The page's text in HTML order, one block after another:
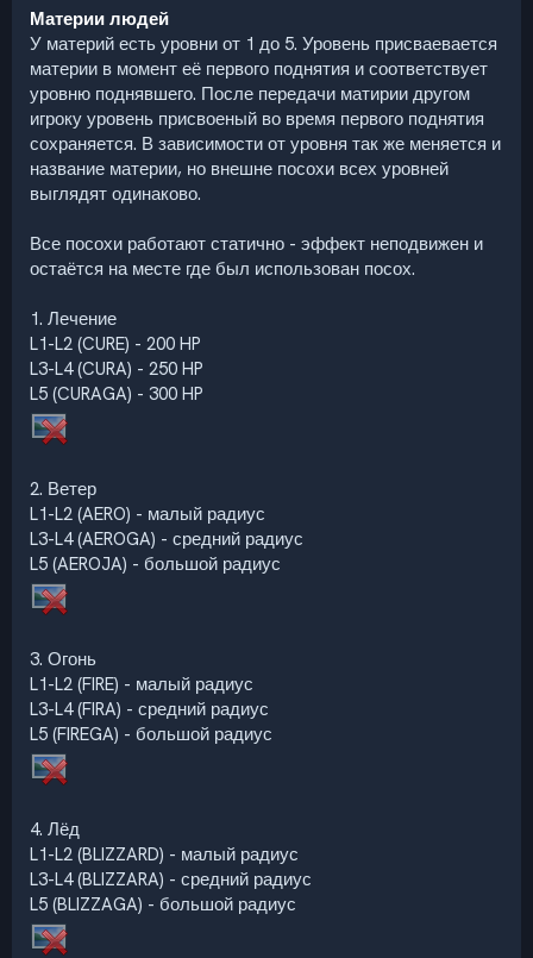
Материи людей
У материй есть уровни от 1 до 5. Уровень присваевается
материи в момент её первого поднятия и соответствует
уровню поднявшего. После передачи матирии другом
игроку уровень присвоеный во время первого поднятия
сохраняется. В зависимости от уровня так же меняется и
название материи, но внешне посохи всех уровней
выглядят одинаково.
Все посохи работают статично - эффект неподвижен и
остаётся на месте где был использован посох.
1. Лечение
L1-L2 (CURE) - 200 HP
L3-L4 (CURA) - 250 HP
L5 (CURAGA) - 300 HP
2. Ветер
L1-L2 (AERO) - малый радиус
L3-L4 (AEROGA) - средний радиус
L5 (AEROJA) - большой радиус
3. Огонь
L1-L2 (FIRE) - малый радиус
L3-L4 (FIRA) - средний радиус
L5 (FIREGA) - большой радиус
4. Лёд
L1-L2 (BLIZZARD) - малый радиус
L3-L4 (BLIZZARA) - средний радиус
L5 (BLIZZAGA) - большой радиус